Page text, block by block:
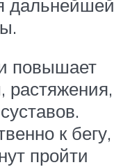
дальнейшей
повышает
растяжения,
к бегу,
пройти